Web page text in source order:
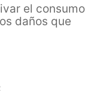
el consumo
daños que